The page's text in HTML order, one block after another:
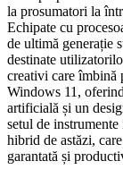
la prosumatori la
Echipate cu
de ultimă generație
destinate
creativi care îmbină
Windows 11,
artificială și un
setul de
hibrid de astăzi,
garantată și